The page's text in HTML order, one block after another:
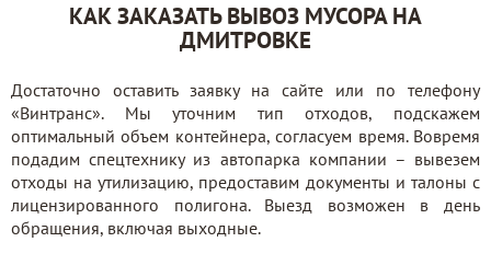
КАК ЗАКАЗАТЬ ВЫВОЗ МУСОРА НА
ДМИТРОВКЕ
Достаточно оставить заявку на сайте или по телефону
«Винтранс». Мы уточним тип отходов, подскажем
оптимальный объем контейнера, согласуем время. Вовремя
подадим спецтехнику из автопарка компании – вывезем
отходы на утилизацию, предоставим документы и талоны с
лицензированного полигона. Выезд возможен в день
обращения, включая выходные.